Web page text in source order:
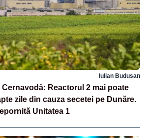
Iulian Budusan
Reactorul 2 mai poate
zile din cauza secetei pe Dunăre.
Unitatea 1